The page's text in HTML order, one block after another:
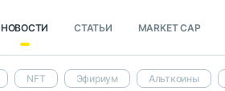
НОВОСТИ СТАТЬИ MARKET CAP
NFT Эфириум Альткоины